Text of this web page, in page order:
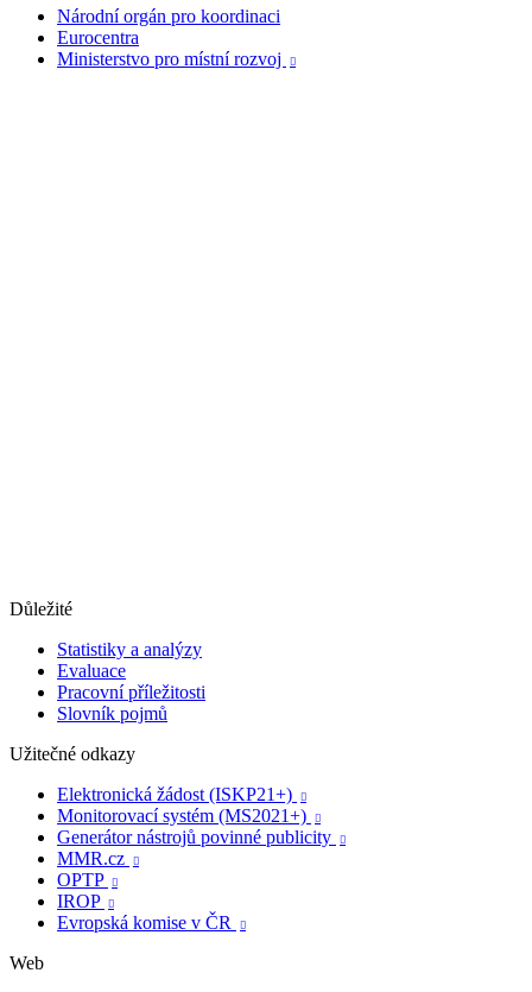
Národní orgán pro koordinaci
Eurocentra
Ministerstvo pro místní rozvoj

Důležité
Statistiky a analýzy
Evaluace
Pracovní příležitosti
Slovník pojmů
Užitečné odkazy
Elektronická žádost (ISKP21+)

Monitorovací systém (MS2021+) 
Generátor nástrojů povinné publicity 
MMR.cz 
OPTP 
IROP 
Evropská komise v ČR 
Web